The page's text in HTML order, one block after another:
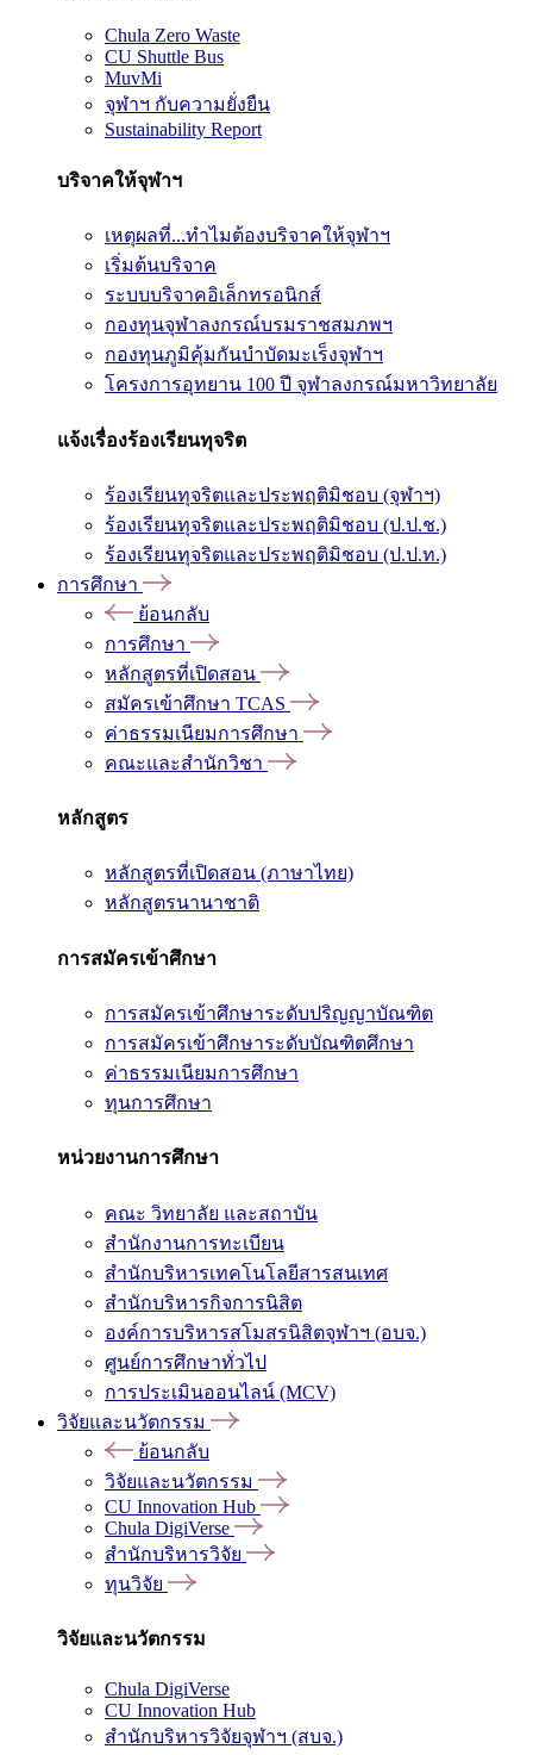
Chula Zero Waste
CU Shuttle Bus
MuvMi
จุฬาฯ กับความยั่งยืน
Sustainability Report
บริจาคให้จุฬาฯ
เหตุผลที่...ทำไมต้องบริจาคให้จุฬาฯ
เริ่มต้นบริจาค
ระบบบริจาคอิเล็กทรอนิกส์
กองทุนจุฬาลงกรณ์บรมราชสมภพฯ
กองทุนภูมิคุ้มกันบำบัดมะเร็งจุฬาฯ
โครงการอุทยาน 100 ปี จุฬาลงกรณ์มหาวิทยาลัย
แจ้งเรื่องร้องเรียนทุจริต
ร้องเรียนทุจริตและประพฤติมิชอบ (จุฬาฯ)
ร้องเรียนทุจริตและประพฤติมิชอบ (ป.ป.ช.)
ร้องเรียนทุจริตและประพฤติมิชอบ (ป.ป.ท.)
การศึกษา
ย้อนกลับ
การศึกษา
หลักสูตรที่เปิดสอน
สมัครเข้าศึกษา TCAS
ค่าธรรมเนียมการศึกษา
คณะและสำนักวิชา
หลักสูตร
หลักสูตรที่เปิดสอน (ภาษาไทย)
หลักสูตรนานาชาติ
การสมัครเข้าศึกษา
การสมัครเข้าศึกษาระดับปริญญาบัณฑิต
การสมัครเข้าศึกษาระดับบัณฑิตศึกษา
ค่าธรรมเนียมการศึกษา
ทุนการศึกษา
หน่วยงานการศึกษา
คณะ วิทยาลัย และสถาบัน
สำนักงานการทะเบียน
สำนักบริหารเทคโนโลยีสารสนเทศ
สำนักบริหารกิจการนิสิต
องค์การบริหารสโมสรนิสิตจุฬาฯ (อบจ.)
ศูนย์การศึกษาทั่วไป
การประเมินออนไลน์ (MCV)
วิจัยและนวัตกรรม
ย้อนกลับ
วิจัยและนวัตกรรม
CU Innovation Hub
Chula DigiVerse
สำนักบริหารวิจัย
ทุนวิจัย
วิจัยและนวัตกรรม
Chula DigiVerse
CU Innovation Hub
สำนักบริหารวิจัยจุฬาฯ (สบจ.)